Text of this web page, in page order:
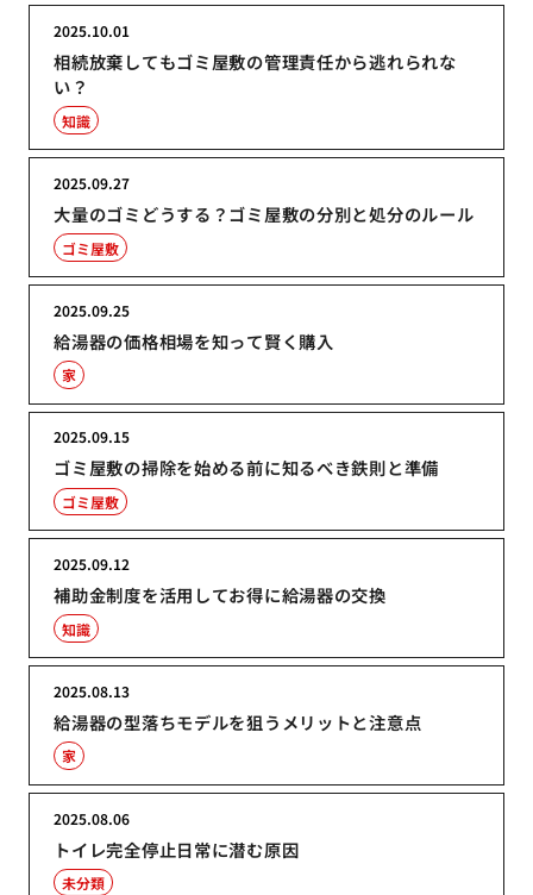
相続放棄してもゴミ屋敷の管理責任から逃れられな
い？
2025.10.01
知識
大量のゴミどうする？ゴミ屋敷の分別と処分のルール
2025.09.27
ゴミ屋敷
給湯器の価格相場を知って賢く購入
2025.09.25
家
ゴミ屋敷の掃除を始める前に知るべき鉄則と準備
2025.09.15
ゴミ屋敷
補助金制度を活用してお得に給湯器の交換
2025.09.12
知識
給湯器の型落ちモデルを狙うメリットと注意点
2025.08.13
家
トイレ完全停止日常に潜む原因
2025.08.06
未分類